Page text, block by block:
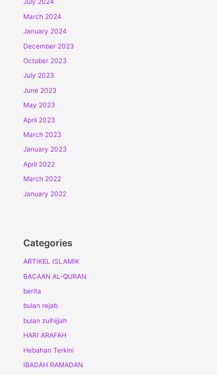
July 2024
March 2024
January 2024
December 2023
October 2023
July 2023
June 2023
May 2023
April 2023
March 2023
January 2023
April 2022
March 2022
January 2022
Categories
ARTIKEL ISLAMIK
BACAAN AL-QURAN
berita
bulan rejab
bulan zulhijjah
HARI ARAFAH
Hebahan Terkini
IBADAH RAMADAN